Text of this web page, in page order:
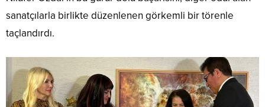
sanatçılarla birlikte düzenlenen görkemli bir törenle
taçlandırdı.